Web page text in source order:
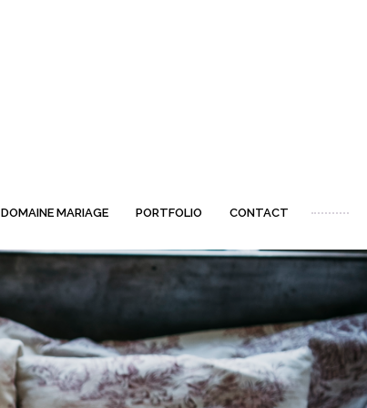
DOMAINE MARIAGE PORTFOLIO CONTACT